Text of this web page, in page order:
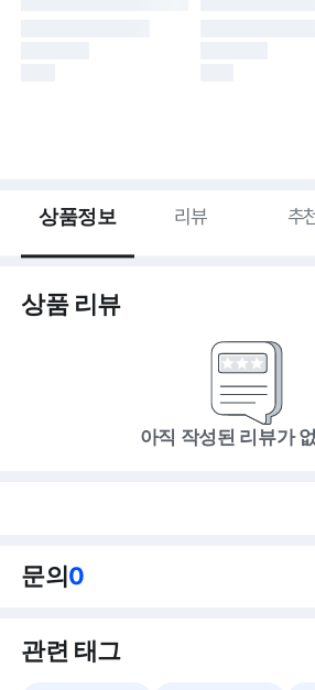
상품정보 리뷰 추
상품 리뷰
아직 작성된 리뷰가
문의0
관련 태그